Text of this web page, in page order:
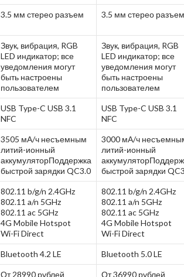
3.5 мм стерео разъем 3.5 мм стерео разъем
Звук, вибрация, RGB
LED индикатор; все
уведомления могут
быть настроены
пользователем
Звук, вибрация, RGB
LED индикатор; все
уведомления могут
быть настроены
пользователем
USB Type-C USB 3.1
NFC
USB Type-C USB 3.1
NFC
3505 мА/ч несъемным
литий-ионный
аккумуляторПоддержка
быстрой зарядки QC3.0
3000 мА/ч
литий-ионный
быстрой зарядки
802.11 b/g/n 2.4GHz
802.11 a/n 5GHz
802.11 ac 5GHz
4G Mobile Hotspot
Wi-Fi Direct
802.11 b/g/n 2.4GHz
802.11 a/n 5GHz
802.11 ac 5GHz
4G Mobile Hotspot
Wi-Fi Direct
Bluetooth 4.2 LE Bluetooth 5.0 LE
От 28990 рублей От 36990 рублей